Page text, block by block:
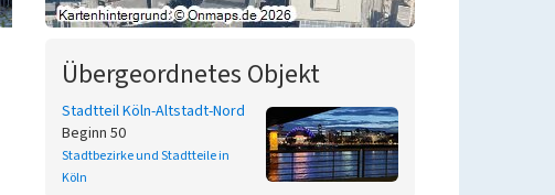
Übergeordnetes Objekt
Stadtteil Köln-Altstadt-Nord
Beginn 50
Stadtbezirke und Stadtteile in
Köln